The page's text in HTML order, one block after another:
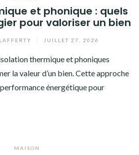
et phonique : quels
pour valoriser un bien
JUILLET 27, 2026
thermique et phoniques
la valeur d’un bien. Cette approche
énergétique pour
MAISON